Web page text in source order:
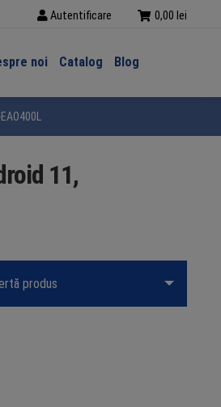
Autentificare 0,00 lei
noi Catalog Blog
11,
produs